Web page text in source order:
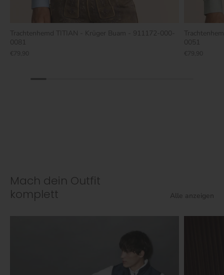
Trachtenhemd TITIAN - Krüger Buam - 911172-000-
0081
€79,90
0051
€79,90
Mach dein Outfit
komplett
Alle anzeigen